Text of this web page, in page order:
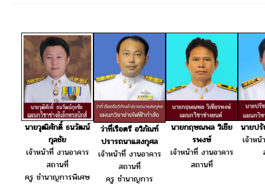
นายวุฒิศักดิ์ ธนวัฒน์
กุลชัย
เจ้าหน้าที่ งานอาคาร
สถานที่
ครู ชำนาญการพิเศษ
ว่าที่เรือตรี อวิภัณฑ์
ปรารถนาแสงกุศล
เจ้าหน้าที่ งานอาคาร
สถานที่
ครู ชำนาญการ
นายกฤษณพล วิเชีย
รพงษ์
เจ้าหน้าที่ งานอาคาร
สถานที่
นายป
เจ้าห